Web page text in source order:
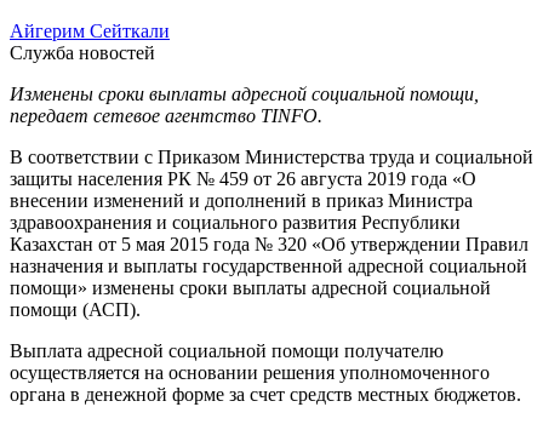
Айгерим Сейткали
Служба новостей
Изменены сроки выплаты адресной социальной помощи,
передает сетевое агентство TINFO.
В соответствии с Приказом Министерства труда и социальной
защиты населения РК № 459 от 26 августа 2019 года «О
внесении изменений и дополнений в приказ Министра
здравоохранения и социального развития Республики
Казахстан от 5 мая 2015 года № 320 «Об утверждении Правил
назначения и выплаты государственной адресной социальной
помощи» изменены сроки выплаты адресной социальной
помощи (АСП).
Выплата адресной социальной помощи получателю
осуществляется на основании решения уполномоченного
органа в денежной форме за счет средств местных бюджетов.